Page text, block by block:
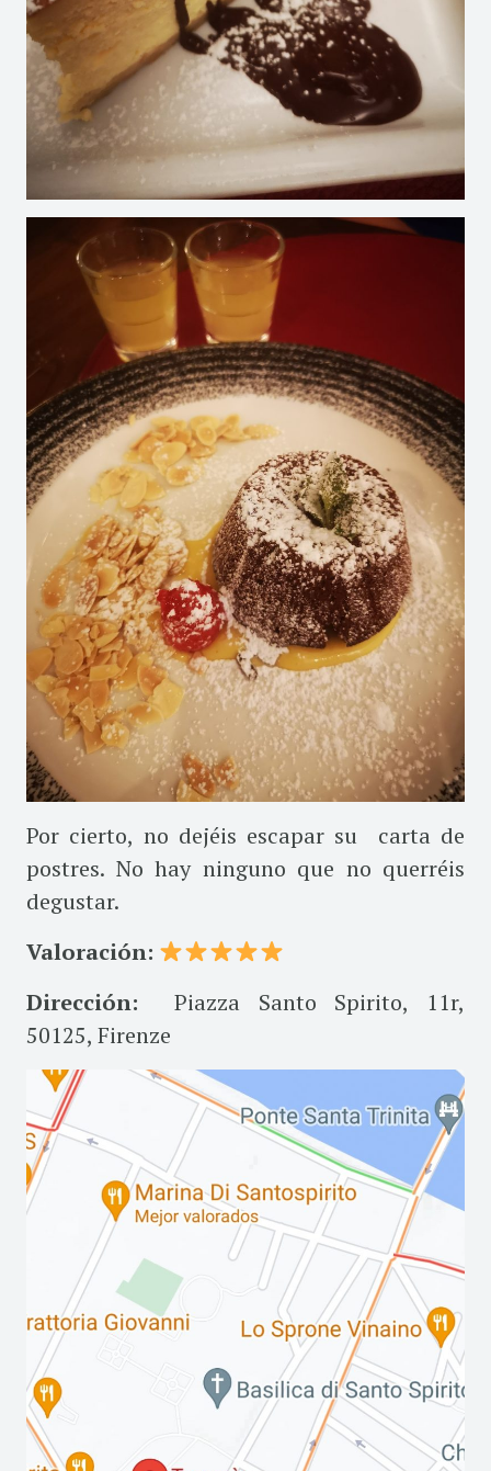
Por cierto, no dejéis escapar su carta de
postres. No hay ninguno que no querréis
degustar.
Valoración:
Dirección:
Piazza Santo Spirito, 11r,
50125, Firenze